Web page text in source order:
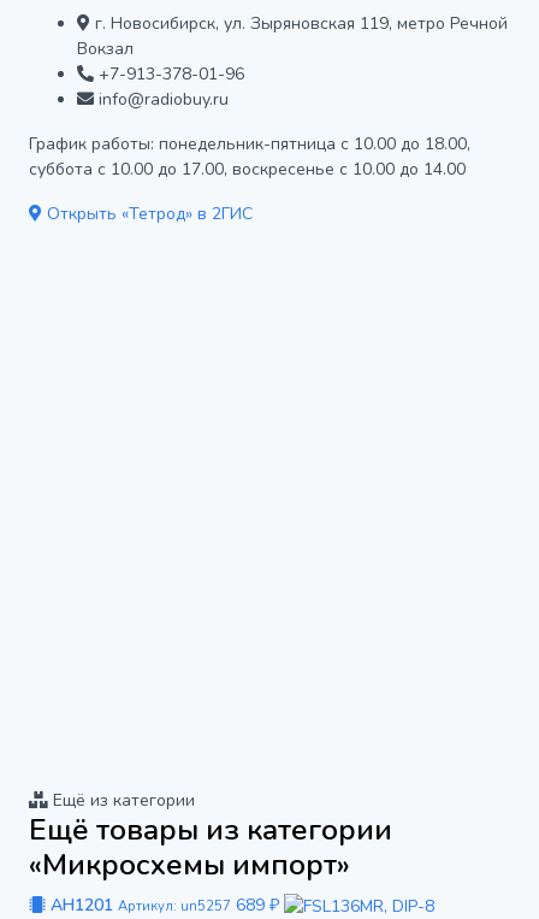
г. Новосибирск, ул. Зыряновская 119, метро Речной
Вокзал
+7-913-378-01-96
info@radiobuy.ru
График работы: понедельник-пятница с 10.00 до 18.00,
суббота с 10.00 до 17.00, воскресенье с 10.00 до 14.00
Открыть «Тетрод» в 2ГИС
Ещё из категории
Ещё товары из категории
«Микросхемы импорт»
AH1201 Артикул: un5257 689 ₽